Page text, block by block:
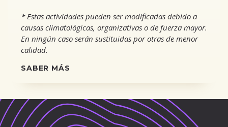
* Estas actividades pueden ser modificadas debido a
causas climatológicas, organizativas o de fuerza mayor.
En ningún caso serán sustituidas por otras de menor
calidad.
SABER MÁS